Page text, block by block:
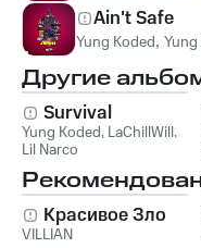
Ain't Safe
Yung Koded,
Другие
Survival
Yung Koded, LaChillWill,
Lil Narco
Красивое Зло
VILLIAN